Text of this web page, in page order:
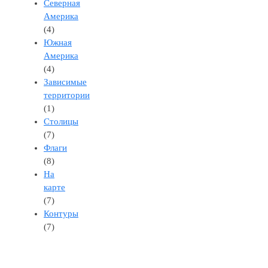
Северная
Америка
(4)
Южная
Америка
(4)
Зависимые
территории
(1)
Столицы
(7)
Флаги
(8)
На
карте
(7)
Контуры
(7)